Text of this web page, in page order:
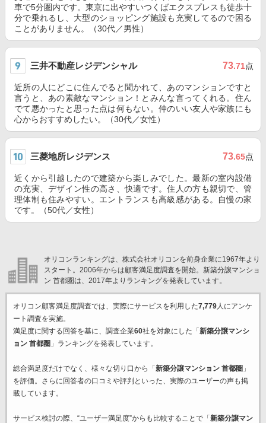
車で5分圏内です。東京に出やすいつくばエクスプレスも徒歩十
分で乗れるし、大型のショッピング施設も充実してるので困る
ことがありません。（30代／男性）
三井不動産レジデンシャル 73.71点
近所の人にどこに住んでると聞かれて、あのマンションですと
言うと、あの素敵なマンション！とみんな言ってくれる。住ん
でて悪かったと思った点は何もない。仲のいい友人や家族にも
心からおすすめしたい。（30代／女性）
三菱地所レジデンス 73.65点
近くから引越したので建築から楽しみでした。最新の室内設備
の充実、デザイン性の高さ、快適です。住人の方も親切で、管
理体制も住みやすい。エントランスも高級感がある。自慢の家
です。（50代／女性）
オリコンランキングは、株式会社オリコンを前身企業に1967年より
スタート。2006年からは顧客満足度調査を開始。新築分譲マンショ
ン 首都圏は、2017年よりランキングを発表しています。
オリコン顧客満足度調査では、実際にサービスを利用した7,779人にアンケ
ート調査を実施。
満足度に関する回答を基に、調査企業60社を対象にした「 新築分譲マンシ
ョン 首都圏 」ランキングを発表しています。
総合満足度だけでなく、様々な切り口から「 新築分譲マンション 首都圏 」
を評価。さらに回答者の口コミや評判といった、実際のユーザーの声も掲
載しています。
サービス検討の際、“ユーザー満足度”からも比較することで「 新築分譲マン